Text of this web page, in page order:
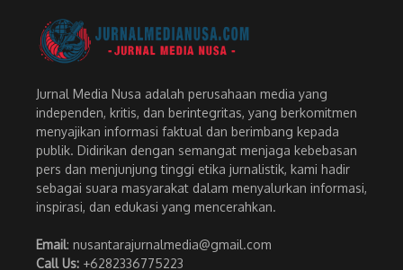
Jurnal Media Nusa adalah perusahaan media yang
independen, kritis, dan berintegritas, yang berkomitmen
menyajikan informasi faktual dan berimbang kepada
publik. Didirikan dengan semangat menjaga kebebasan
pers dan menjunjung tinggi etika jurnalistik, kami hadir
sebagai suara masyarakat dalam menyalurkan informasi,
inspirasi, dan edukasi yang mencerahkan.
Email: nusantarajurnalmedia@gmail.com
Call Us: +6282336775223